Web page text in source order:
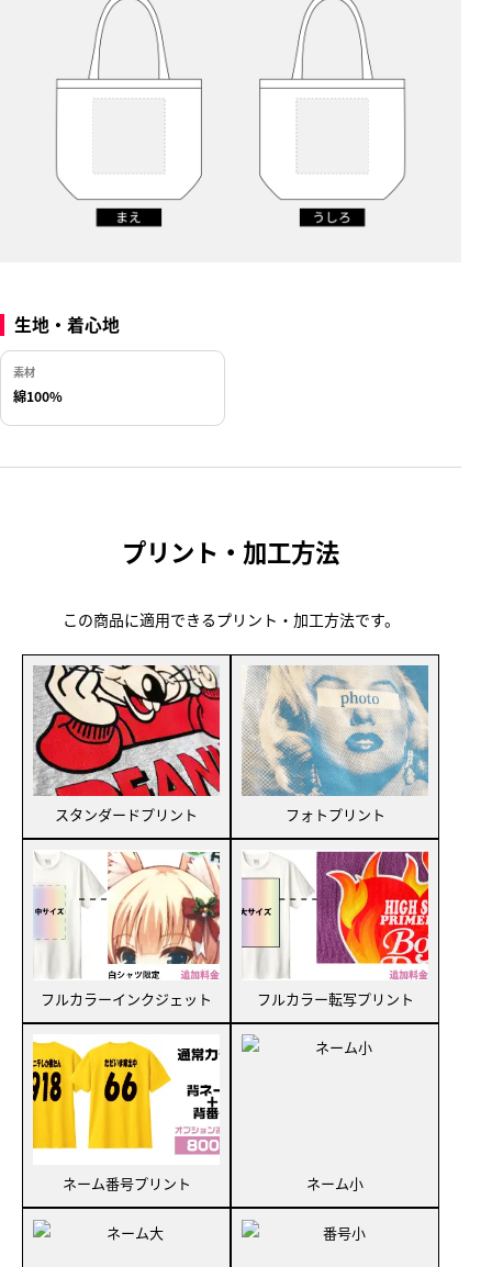
生地・着心地
素材
綿100%
プリント・加工方法
この商品に適用できるプリント・加工方法です。
スタンダードプリント フォトプリント
フルカラーインクジェット フルカラー転写プリント
ネーム番号プリント ネーム小